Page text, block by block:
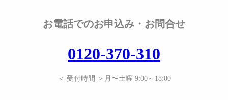
お電話でのお申込み・お問合せ
0120-370-310
＜ 受付時間 ＞月〜土曜 9:00～18:00